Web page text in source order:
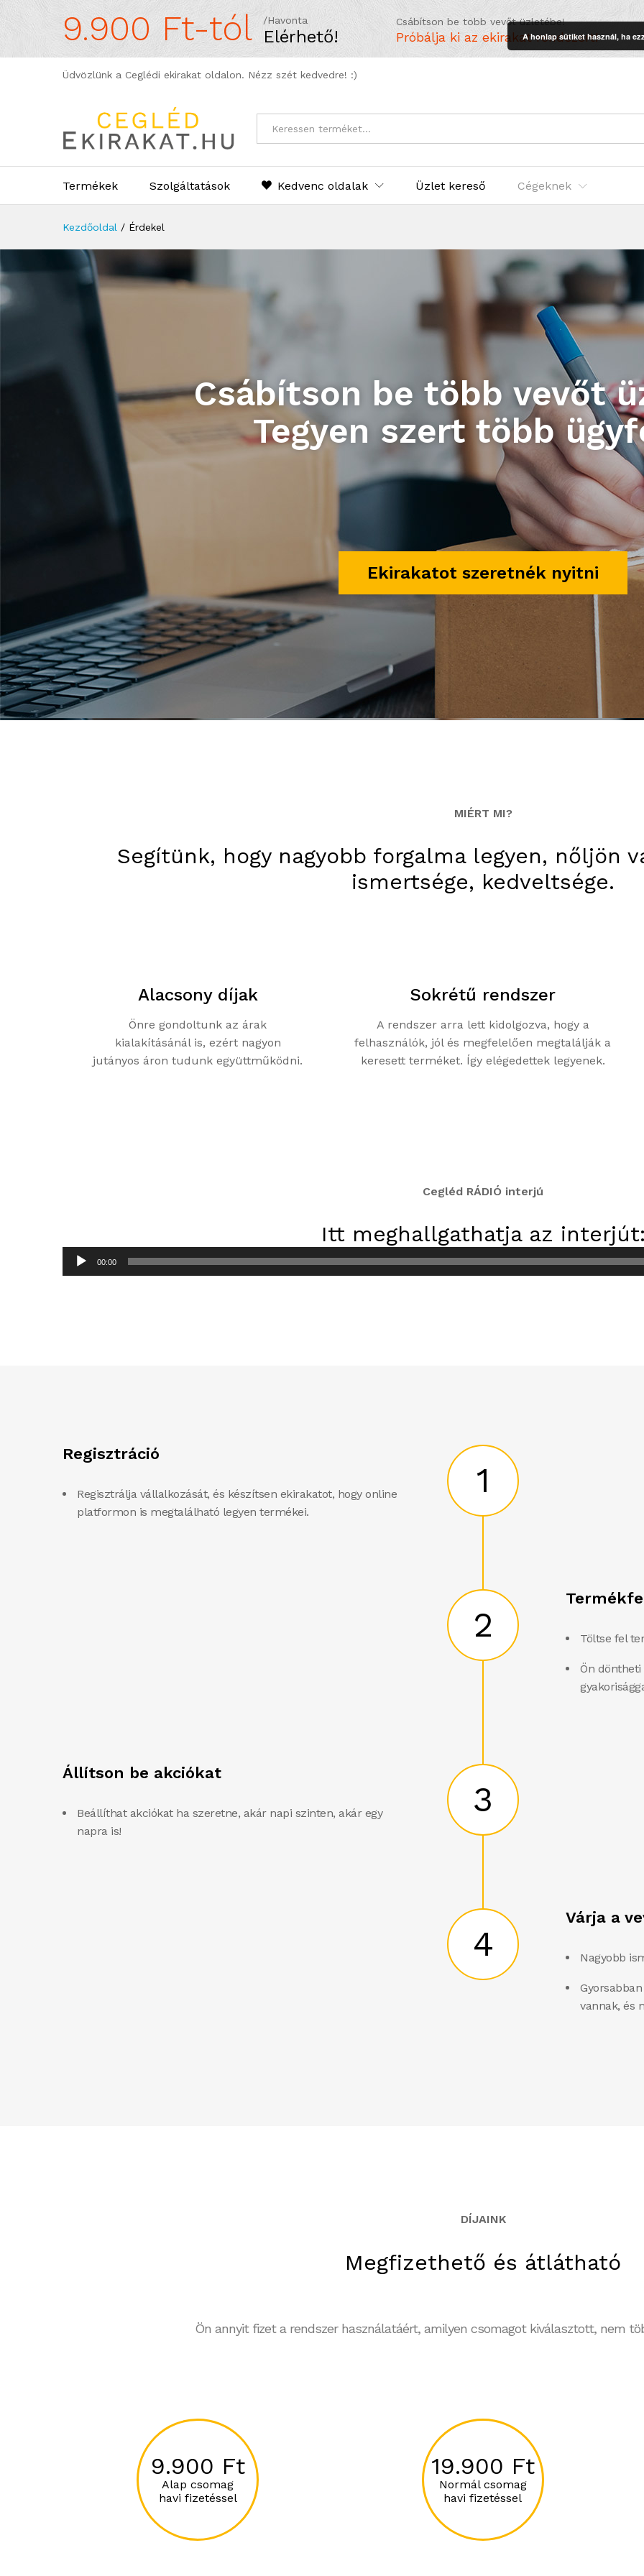
9.900 Ft-tól /Havonta
Elérhető!
Csábítson be több vevőt üzletébe!
Próbálja ki az ekirakat rendszert!
Üdvözlünk a Ceglédi ekirakat oldalon. Nézz szét kedvedre! :)
Kategóriák
Termékek Szolgáltatások Kedvenc oldalak Üzlet kereső Cégeknek
Kezdőoldal / Érdekel
Csábítson be több vevőt
Tegyen szert több
Ekirakatot szeretnék nyitni
MIÉRT MI?
Segítünk, hogy nagyobb forgalma legyen, nőljön
ismertsége, kedveltsége.
Alacsony díjak
Önre gondoltunk az árak
kialakításánál is, ezért nagyon
jutányos áron tudunk együttműködni.
Sokrétű rendszer
A rendszer arra lett kidolgozva, hogy a
felhasználók, jól és megfelelően megtalálják a
keresett terméket. Így elégedettek legyenek.
Cegléd RÁDIÓ interjú
Itt meghallgathatja az interjút:
Audió
lejátszó
00:00
1
Regisztráció
Regisztrálja vállalkozását, és készítsen ekirakatot, hogy online
platformon is megtalálható legyen termékei.
2 Töltse fel
Ön
3
Állítson be akciókat
Beállíthat akciókat ha szeretne, akár napi szinten, akár egy
napra is!
4
Várja a
Nagyobb
vannak, és
DÍJAINK
Megfizethető és átlátható
Ön annyit fizet a rendszer használatáért, amilyen csomagot kiválasztott, nem
9.900 Ft
Alap csomag
havi fizetéssel
19.900 Ft
Normál csomag
havi fizetéssel
A honlap sütiket használ, ha